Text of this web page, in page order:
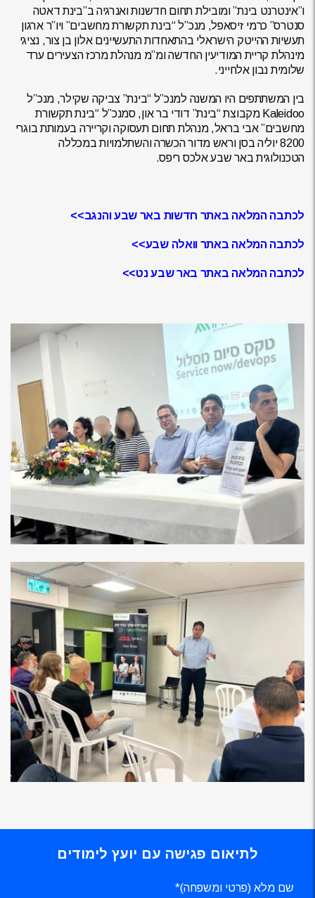
ו”אינטרנט בינת” ומובילת תחום חדשנות ואנרגיה ב”בינת דאטה
סנטרס” כרמי זיסאפל, מנכ”ל “בינת תקשורת מחשבים” ויו”ר ארגון
תעשיות ההייטק הישראלי בהתאחדות התעשיינים אלון בן צור, נציגי
מינהלת קריית המודיעין החדשה ומ”מ מנהלת מרכז הצעירים ערד
שלומית נבון אלחייני.
בין המשתתפים היו המשנה למנכ”ל “בינת” צביקה שקילר, מנכ”ל
Kaleidoo מקבוצת “בינת” דודי בר און, סמנכ”ל “בינת תקשורת
מחשבים” אבי בראל, מנהלת תחום תעסוקה וקריירה בעמותת בוגרי
8200 יוליה בסן וראש מדור הכשרה והשתלמויות במכללה
הטכנולוגית באר שבע אלכס ריפס.
לכתבה המלאה באתר חדשות באר שבע והנגב>>
לכתבה המלאה באתר וואלה שבע>>
לכתבה המלאה באתר באר שבע נט>>
לתיאום פגישה עם יועץ לימודים